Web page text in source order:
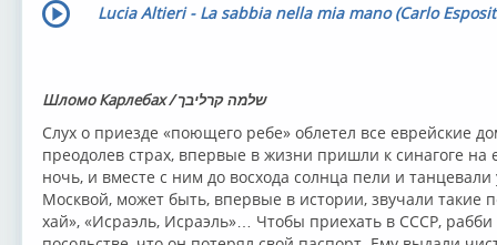
Lucia Altieri - La sabbia nella mia mano (Carlo
Шломо Карлебах / שלמה קרליבך
Слух о приезде «поющего ребе» облетел все еврейские
преодолев страх, впервые в жизни пришли к синагоге
ночь, и вместе с ним до восхода солнца пели и танцевали
Москвой, может быть, впервые в истории, звучали такие
хай», «Исраэль, Исраэль»… Чтобы приехать в СССР,